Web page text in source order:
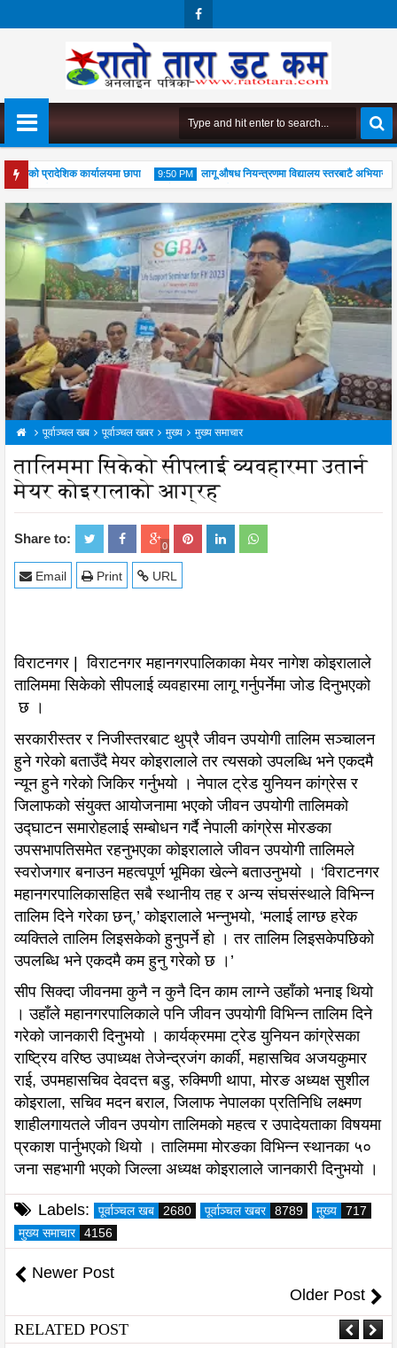
Boo
प्रादेशिक कार्यालयमा छापा 9:50 PM
04 Aug
2026
लागू औषध नियन्त्रणमा विद्यालय स्तरबाटै अभियान शुरु
गुरुपूजा महोत्सव सम्पन्न, आध्यात्मिक जीवनशैली अपनाउन जोड
पूर्वाञ्चल खब पूर्वाञ्चल खबर मुख्य मुख्य समाचार
तालिममा सिकेको सीपलाई व्यवहारमा उतार्न
मेयर कोइरालाको आग्रह
Share to: 0
URL
Print
Email
विराटनगर | विराटनगर महानगरपालिकाका मेयर नागेश कोइरालाले
तालिममा सिकेको सीपलाई व्यवहारमा लागू गर्नुपर्नेमा जोड दिनुभएको
छ ।
सरकारीस्तर र निजीस्तरबाट थुप्रै जीवन उपयोगी तालिम सञ्चालन
हुने गरेको बताउँदै मेयर कोइरालाले तर त्यसको उपलब्धि भने एकदमै
न्यून हुने गरेको जिकिर गर्नुभयो । नेपाल ट्रेड युनियन कांग्रेस र
जिलाफको संयुक्त आयोजनामा भएको जीवन उपयोगी तालिमको
उद्घाटन समारोहलाई सम्बोधन गर्दै नेपाली कांग्रेस मोरङका
उपसभापतिसमेत रहनुभएका कोइरालाले जीवन उपयोगी तालिमले
स्वरोजगार बनाउन महत्वपूर्ण भूमिका खेल्ने बताउनुभयो । ‘विराटनगर
महानगरपालिकासहित सबै स्थानीय तह र अन्य संघसंस्थाले विभिन्न
तालिम दिने गरेका छन्,’ कोइरालाले भन्नुभयो, ‘मलाई लाग्छ हरेक
व्यक्तिले तालिम लिइसकेको हुनुपर्ने हो । तर तालिम लिइसकेपछिको
उपलब्धि भने एकदमै कम हुनु गरेको छ ।’
सीप सिक्दा जीवनमा कुनै न कुनै दिन काम लाग्ने उहाँको भनाइ थियो
। उहाँले महानगरपालिकाले पनि जीवन उपयोगी विभिन्न तालिम दिने
गरेको जानकारी दिनुभयो । कार्यक्रममा ट्रेड युनियन कांग्रेसका
राष्ट्रिय वरिष्ठ उपाध्यक्ष तेजेन्द्रजंग कार्की, महासचिव अजयकुमार
राई, उपमहासचिव देवदत्त बडु, रुक्मिणी थापा, मोरङ अध्यक्ष सुशील
कोइराला, सचिव मदन बराल, जिलाफ नेपालका प्रतिनिधि लक्ष्मण
शाहीलगायतले जीवन उपयोग तालिमको महत्व र उपादेयताका विषयमा
प्रकाश पार्नुभएको थियो । तालिममा मोरङका विभिन्न स्थानका ५०
जना सहभागी भएको जिल्ला अध्यक्ष कोइरालाले जानकारी दिनुभयो ।
Labels: पूर्वाञ्चल खब 2680 पूर्वाञ्चल खबर 8789 मुख्य
717
मुख्य समाचार
4156
Newer Post
Older Post
RELATED POST